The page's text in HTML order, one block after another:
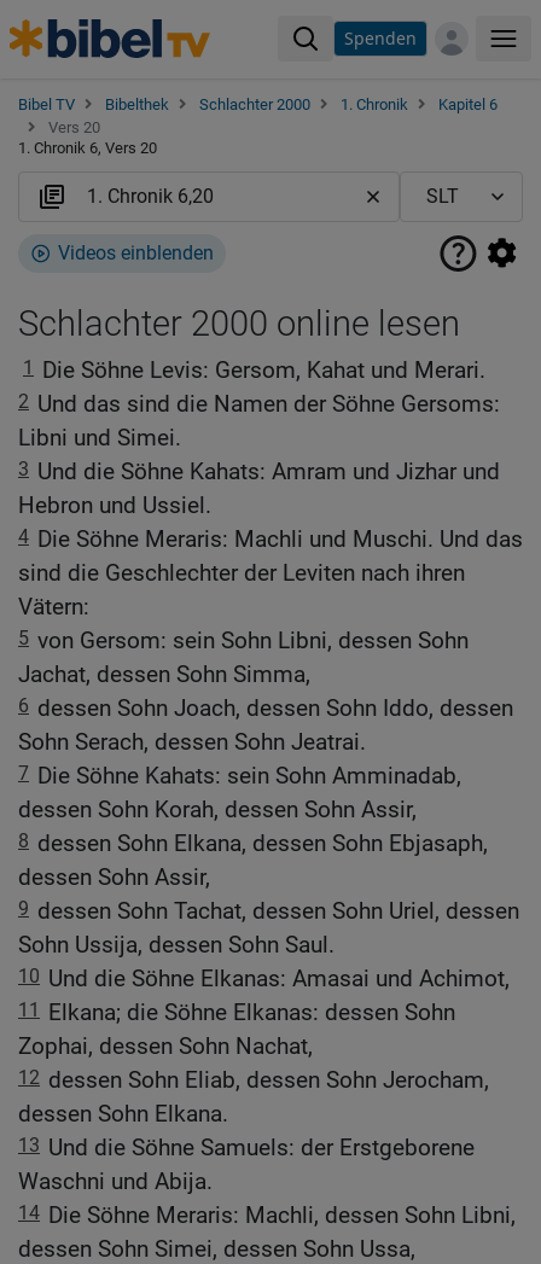
Spenden
Bibel TV Bibelthek Schlachter 2000 1. Chronik
Kapitel 6
Vers 20
1. Chronik 6, Vers 20
Videos einblenden
Schlachter 2000 online lesen
1 Die Söhne Levis: Gersom, Kahat und Merari.
2 Und das sind die Namen der Söhne Gersoms:
Libni und Simei.
3 Und die Söhne Kahats: Amram und Jizhar und
Hebron und Ussiel.
4 Die Söhne Meraris: Machli und Muschi. Und das
sind die Geschlechter der Leviten nach ihren
Vätern:
5 von Gersom: sein Sohn Libni, dessen Sohn
Jachat, dessen Sohn Simma,
6 dessen Sohn Joach, dessen Sohn Iddo, dessen
Sohn Serach, dessen Sohn Jeatrai.
7 Die Söhne Kahats: sein Sohn Amminadab,
dessen Sohn Korah, dessen Sohn Assir,
8 dessen Sohn Elkana, dessen Sohn Ebjasaph,
dessen Sohn Assir,
9 dessen Sohn Tachat, dessen Sohn Uriel, dessen
Sohn Ussija, dessen Sohn Saul.
10 Und die Söhne Elkanas: Amasai und Achimot,
11 Elkana; die Söhne Elkanas: dessen Sohn
Zophai, dessen Sohn Nachat,
12 dessen Sohn Eliab, dessen Sohn Jerocham,
dessen Sohn Elkana.
13 Und die Söhne Samuels: der Erstgeborene
Waschni und Abija.
14 Die Söhne Meraris: Machli, dessen Sohn Libni,
dessen Sohn Simei, dessen Sohn Ussa,